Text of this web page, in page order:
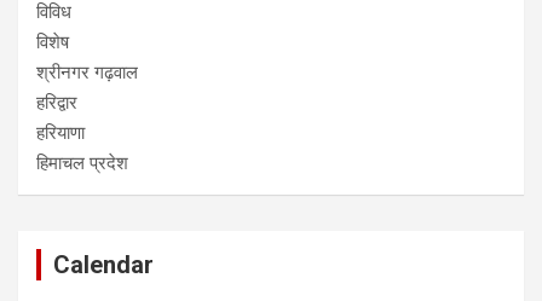
विविध
विशेष
श्रीनगर गढ़वाल
हरिद्वार
हरियाणा
हिमाचल प्रदेश
Calendar